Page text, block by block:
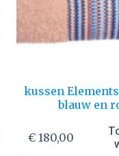
kussen
blauw en
€180,00